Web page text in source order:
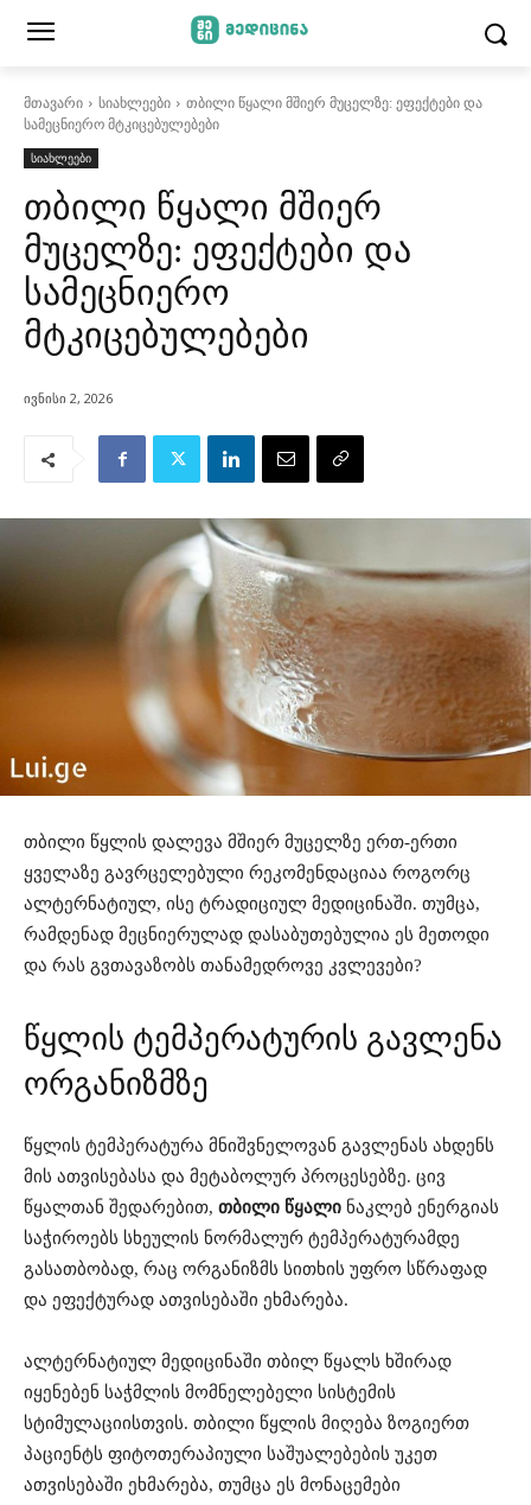
მთავარი სიახლეები
თბილი წყალი მშიერ მუცელზე: ეფექტები და
სამეცნიერო მტკიცებულებები
სიახლეები
თბილი წყალი მშიერ
მუცელზე: ეფექტები და
სამეცნიერო
მტკიცებულებები
ივნისი 2, 2026
თბილი წყლის დალევა მშიერ მუცელზე ერთ-ერთი
ყველაზე გავრცელებული რეკომენდაციაა როგორც
ალტერნატიულ, ისე ტრადიციულ მედიცინაში. თუმცა,
რამდენად მეცნიერულად დასაბუთებულია ეს მეთოდი
და რას გვთავაზობს თანამედროვე კვლევები?
წყლის ტემპერატურის გავლენა
ორგანიზმზე
წყლის ტემპერატურა მნიშვნელოვან გავლენას ახდენს
მის ათვისებასა და მეტაბოლურ პროცესებზე. ცივ
წყალთან შედარებით, თბილი წყალი ნაკლებ ენერგიას
საჭიროებს სხეულის ნორმალურ ტემპერატურამდე
გასათბობად, რაც ორგანიზმს სითხის უფრო სწრაფად
და ეფექტურად ათვისებაში ეხმარება.
ალტერნატიულ მედიცინაში თბილ წყალს ხშირად
იყენებენ საჭმლის მომნელებელი სისტემის
სტიმულაციისთვის. თბილი წყლის მიღება ზოგიერთ
პაციენტს ფიტოთერაპიული საშუალებების უკეთ
ათვისებაში ეხმარება, თუმცა ეს მონაცემები